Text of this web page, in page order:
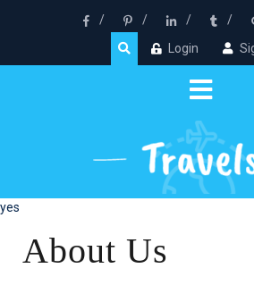
Login
yes
About Us